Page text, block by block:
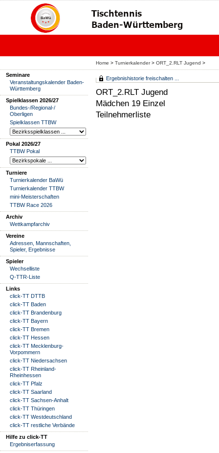
Home > Turnierkalender> ORT_2.RLT Jugend >
Seminare
Veranstaltungskalender Baden-
Württemberg
Spielklassen 2026/27
Bundes-/Regional-/
Oberligen
Spielklassen TTBW
Pokal 2026/27
TTBW Pokal
Turniere
Turnierkalender BaWü
Turnierkalender TTBW
mini-Meisterschaften
TTBW Race 2026
Archiv
Wettkampfarchiv
Vereine
Adressen, Mannschaften,
Spieler, Ergebnisse
Spieler
Wechselliste
Q-TTR-Liste
Links
click-TT DTTB
click-TT Baden
click-TT Brandenburg
click-TT Bayern
click-TT Bremen
click-TT Hessen
click-TT Mecklenburg-
Vorpommern
click-TT Niedersachsen
click-TT Rheinland-
Rheinhessen
click-TT Pfalz
click-TT Saarland
click-TT Sachsen-Anhalt
click-TT Thüringen
click-TT Westdeutschland
click-TT restliche Verbände
Hilfe zu click-TT
Ergebniserfassung
Ergebnishistorie freischalten ...
ORT_2.RLT Jugend
Mädchen 19 Einzel
Teilnehmerliste